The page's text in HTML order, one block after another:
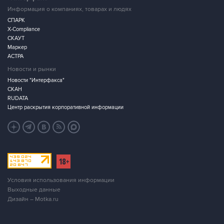
Информация о компаниях, товарах и людях
СПАРК
X-Compliance
СКАУТ
Маркер
АСТРА
Новости и рынки
Новости "Интерфакса"
СКАН
RUDATA
Центр раскрытия корпоративной информации
Условия использования информации
Выходные данные
Дизайн – Motka.ru